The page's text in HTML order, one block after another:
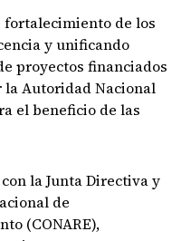
fortalecimiento de los
y unificando
proyectos financiados
Autoridad Nacional
el beneficio de las
la Junta Directiva y
de
(CONARE),